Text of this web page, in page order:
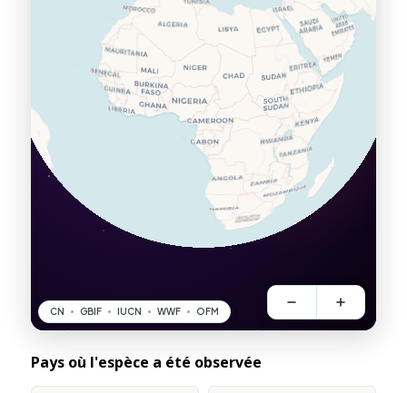
Pays où l'espèce a été observée